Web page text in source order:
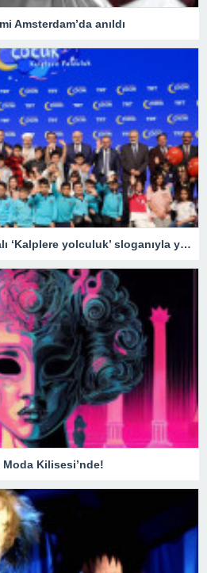
Amsterdam’da anıldı
TRT Diyanet Çocuk kanalı ‘Kalplere yolculuk’ sloganıyla yayın hayatına başladı
Kilisesi’nde!